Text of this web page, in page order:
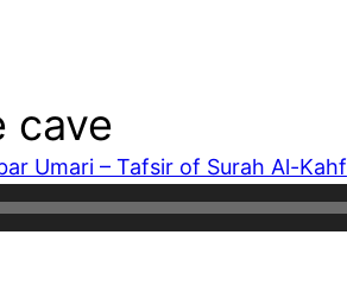
cave
Umari – Tafsir of Surah Al-Kahf